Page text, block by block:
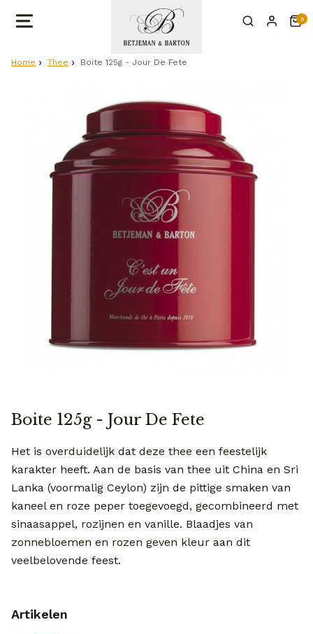
0
Home Thee Boite 125g - Jour De Fete
Boite 125g - Jour De Fete
Het is overduidelijk dat deze thee een feestelijk
karakter heeft. Aan de basis van thee uit China en Sri
Lanka (voormalig Ceylon) zijn de pittige smaken van
kaneel en roze peper toegevoegd, gecombineerd met
sinaasappel, rozijnen en vanille. Blaadjes van
zonnebloemen en rozen geven kleur aan dit
veelbelovende feest.
Artikelen